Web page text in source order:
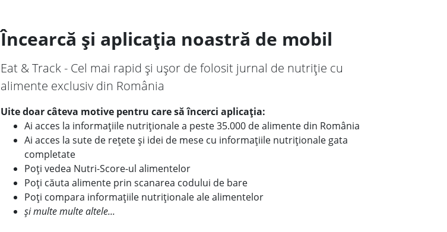
Încearcă și aplicația noastră de mobil
Eat & Track - Cel mai rapid și ușor de folosit jurnal de nutriție cu
alimente exclusiv din România
Uite doar câteva motive pentru care să încerci aplicația:
Ai acces la informațiile nutriționale a peste 35.000 de alimente din România
Ai acces la sute de rețete și idei de mese cu informațiile nutriționale gata
completate
Poți vedea Nutri-Score-ul alimentelor
Poți căuta alimente prin scanarea codului de bare
Poți compara informațiile nutriționale ale alimentelor
și multe multe altele...